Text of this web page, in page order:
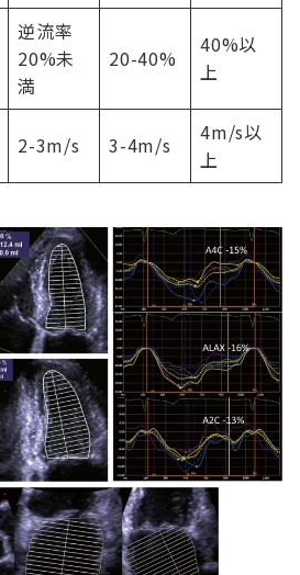
逆流率
20%未
満
20-40%
40%以
上
2-3m/s 3-4m/s
4m/s以
上